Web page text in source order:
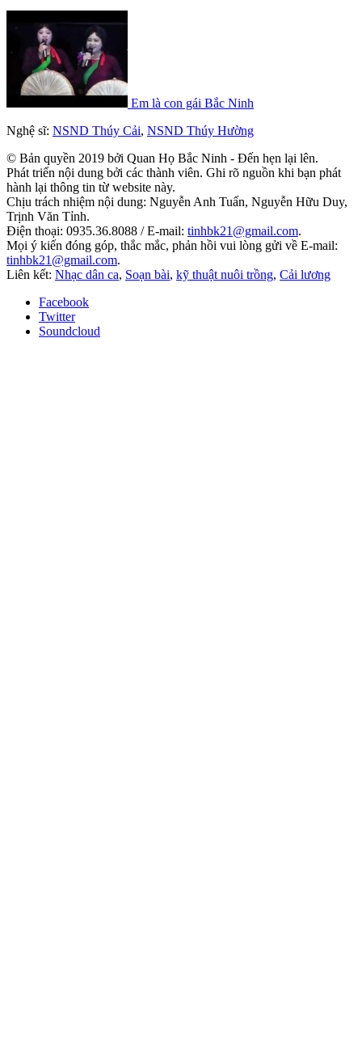
Em là con gái Bắc Ninh
Nghệ sĩ: NSND Thúy Cải, NSND Thúy Hường
© Bản quyền 2019 bởi Quan Họ Bắc Ninh - Đến hẹn lại lên.
Phát triển nội dung bởi các thành viên. Ghi rõ nguồn khi bạn phát
hành lại thông tin từ website này.
Chịu trách nhiệm nội dung: Nguyễn Anh Tuấn, Nguyễn Hữu Duy,
Trịnh Văn Tỉnh.
Điện thoại: 0935.36.8088 / E-mail: tinhbk21@gmail.com.
Mọi ý kiến đóng góp, thắc mắc, phản hồi vui lòng gửi về E-mail:
tinhbk21@gmail.com.
Liên kết: Nhạc dân ca, Soạn bài, kỹ thuật nuôi trồng, Cải lương
Facebook
Twitter
Soundcloud